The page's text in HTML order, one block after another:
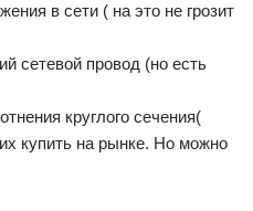
в сети ( на это не грозит
сетевой провод (но есть
круглого сечения(
купить на рынке. Но можно